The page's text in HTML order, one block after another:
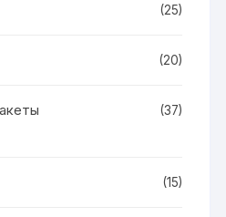
(25)
(20)
(37)
(15)